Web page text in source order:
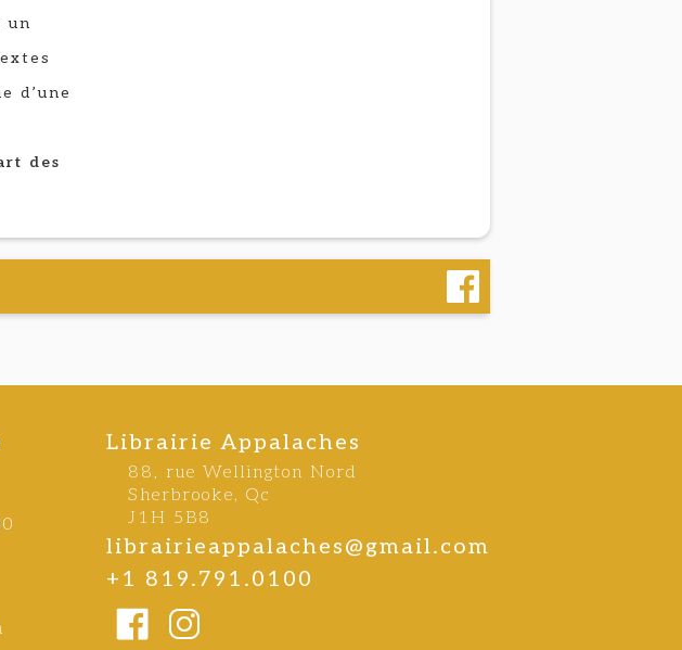
un
d’une
des
Librairie Appalaches
88, rue Wellington Nord
Sherbrooke, Qc
J1H 5B8
librairieappalaches@gmail.com
+1 819.791.0100